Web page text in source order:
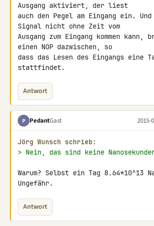
Ausgang aktiviert, der liest
auch den Pegel am Eingang ein.
Signal nicht ohne Zeit vom
Ausgang zum Eingang kommen kann,
einen NOP dazwischen, so
dass das Lesen des Eingangs eine
stattfindet.
Antwort
P PedantGast 2015-
Jörg Wunsch schrieb:
> Nein, das sind keine
Warum? Selbst ein Tag 8.64*10^13
Ungefähr.
Antwort